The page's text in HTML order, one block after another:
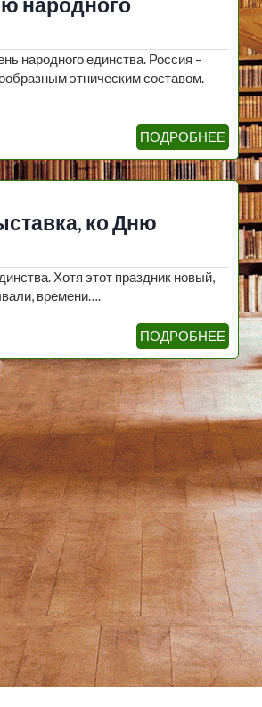
народного
народного единства. Россия –
этническим составом.
ПОДРОБНЕЕ
ко Дню
Хотя этот праздник новый,
времени….
ПОДРОБНЕЕ